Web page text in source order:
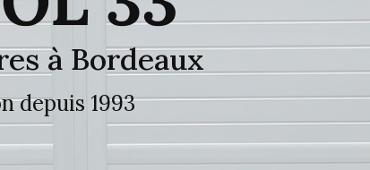
à Bordeaux
depuis 1993